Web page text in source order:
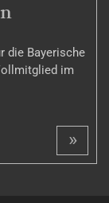
die Bayerische
im
»